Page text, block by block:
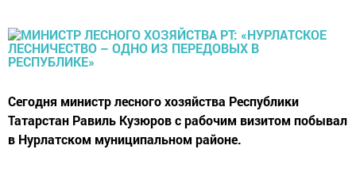
Сегодня министр лесного хозяйства Республики
Татарстан Равиль Кузюров с рабочим визитом побывал
в Нурлатском муниципальном районе.